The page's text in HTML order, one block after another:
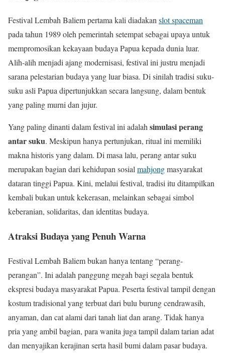
Festival Lembah Baliem pertama kali diadakanslot spaceman
pada tahun 1989 oleh pemerintah setempat sebagai upaya untuk
mempromosikan kekayaan budaya Papua kepada dunia luar.
Alih-alih menjadi ajang modernisasi, festival ini justru menjadi
sarana pelestarian budaya yang luar biasa. Di sinilah tradisi suku-
suku asli Papua dipertunjukkan secara langsung, dalam bentuk
yang paling murni dan jujur.
Yang paling dinanti dalam festival ini adalahsimulasi perang
antar suku. Meskipun hanya pertunjukan, ritual ini memiliki
makna historis yang dalam. Di masa lalu, perang antar suku
merupakan bagian dari kehidupan sosialmahjongmasyarakat
dataran tinggi Papua. Kini, melalui festival, tradisi itu ditampilkan
kembali bukan untuk kekerasan, melainkan sebagai simbol
keberanian, solidaritas, dan identitas budaya.
Atraksi Budaya yang Penuh Warna
Festival Lembah Baliem bukan hanya tentang “perang-
perangan”. Ini adalah panggung megah bagi segala bentuk
ekspresi budaya masyarakat Papua. Peserta festival tampil dengan
kostum tradisional yang terbuat dari bulu burung cendrawasih,
anyaman, dan cat alami dari tanah liat dan arang. Tidak hanya
pria yang ambil bagian, para wanita juga tampil dalam tarian adat
dan menyajikan kerajinan serta hasil bumi dalam pasar budaya.